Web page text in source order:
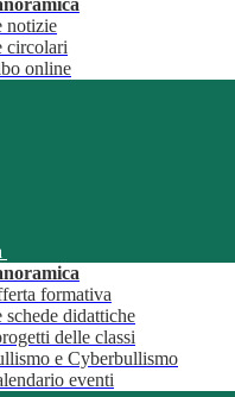
notizie
circolari
online
formativa
schede didattiche
delle classi
e Cyberbullismo
eventi